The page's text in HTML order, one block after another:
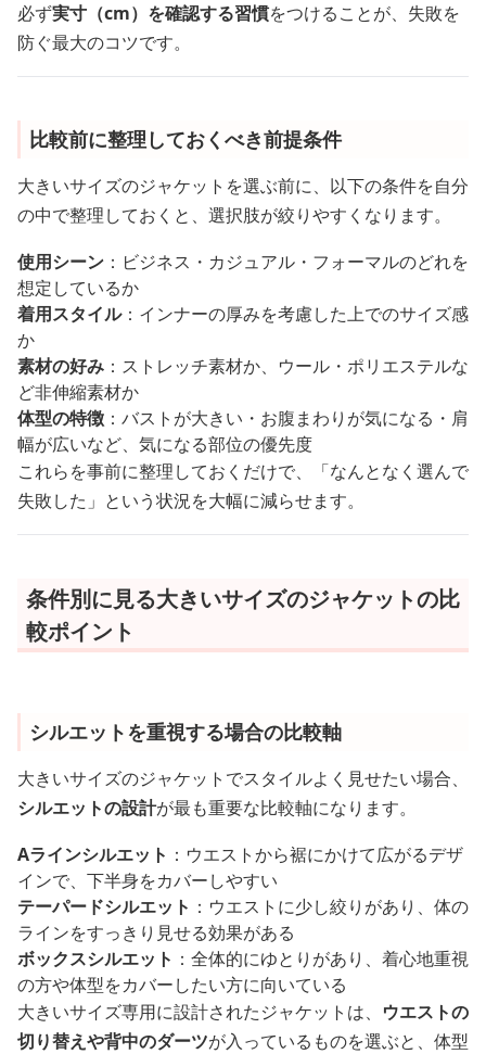
必ず実寸（cm）を確認する習慣をつけることが、失敗を
防ぐ最大のコツです。
比較前に整理しておくべき前提条件
大きいサイズのジャケットを選ぶ前に、以下の条件を自分
の中で整理しておくと、選択肢が絞りやすくなります。
使用シーン ：ビジネス・カジュアル・フォーマルのどれを
想定しているか
着用スタイル：インナーの厚みを考慮した上でのサイズ感
か
素材の好み ：ストレッチ素材か、ウール・ポリエステルな
ど非伸縮素材か
体型の特徴 ：バストが大きい・お腹まわりが気になる・肩
幅が広いなど、気になる部位の優先度
これらを事前に整理しておくだけで、「なんとなく選んで
失敗した」という状況を大幅に減らせます。
条件別に見る大きいサイズのジャケットの比
較ポイント
シルエットを重視する場合の比較軸
大きいサイズのジャケットでスタイルよく見せたい場合、
シルエットの設計が最も重要な比較軸になります。
Aラインシルエット ：ウエストから裾にかけて広がるデザ
インで、下半身をカバーしやすい
テーパードシルエット ：ウエストに少し絞りがあり、体の
ラインをすっきり見せる効果がある
ボックスシルエット ：全体的にゆとりがあり、着心地重視
の方や体型をカバーしたい方に向いている
大きいサイズ専用に設計されたジャケットは、 ウエストの
切り替えや背中のダーツが入っているものを選ぶと、体型